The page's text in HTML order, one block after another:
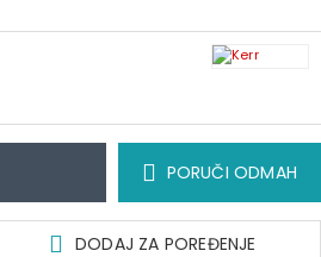
PORUČI ODMAH
DODAJ ZA POREĐENJE